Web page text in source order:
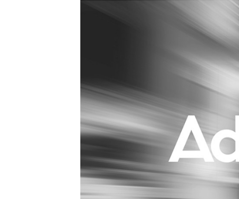
Influencer marketing
Interne communicatie